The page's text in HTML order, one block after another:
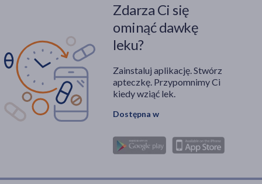
Zdarza Ci się
ominąć dawkę
leku?
Zainstaluj aplikację. Stwórz
apteczkę. Przypomnimy Ci
kiedy wziąć lek.
Dostępna w